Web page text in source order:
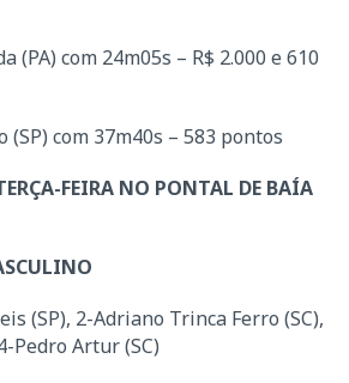
(PA) com 24m05s – R$ 2.000 e 610
(SP) com 37m40s – 583 pontos
FEIRA NO PONTAL DE BAÍA
(SP), 2-Adriano Trinca Ferro (SC),
Pedro Artur (SC)